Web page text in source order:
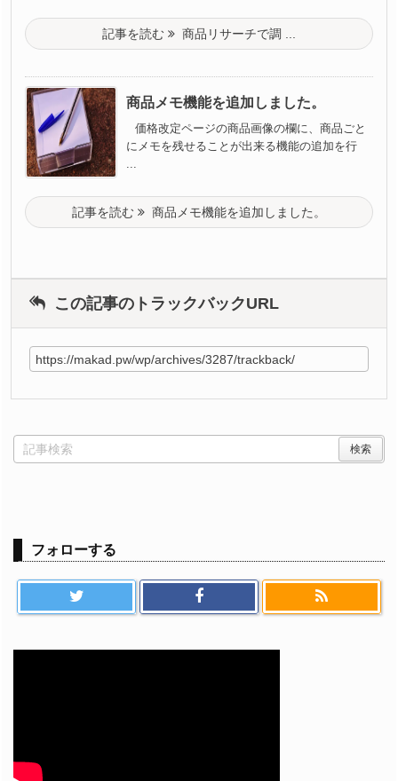
記事を読む 商品リサーチで調 ...
商品メモ機能を追加しました。
価格改定ページの商品画像の欄に、商品ごと
にメモを残せることが出来る機能の追加を行
記事を読む 商品メモ機能を追加しました。
この記事のトラックバックURL
フォローする